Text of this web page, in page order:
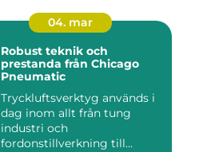
04. mar
Robust teknik och
prestanda från Chicago
Pneumatic
Tryckluftsverktyg används i
dag inom allt från tung
industri och
fordonstillverkning till...